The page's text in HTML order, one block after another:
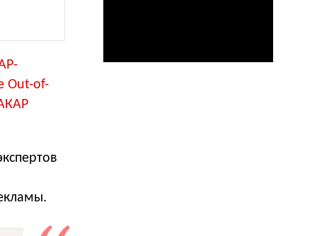
Out-of-